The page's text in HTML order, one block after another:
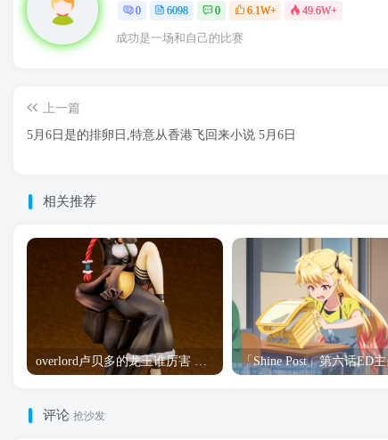
0 6098 0 6.1W+ 49.6W+
成功是一场和自己的比赛
上一篇
5月6日是的排卵日,特意从香港飞回来小说 5月6日
相关推荐
overlord卢贝多的龙王谁厉害 「Overlord」露普斯蕾琪娜·贝塔手办开订
评论 抢沙发